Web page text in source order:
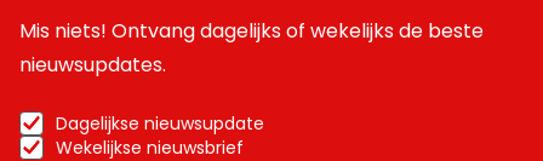
Mis niets! Ontvang dagelijks of wekelijks de beste
nieuwsupdates.
Dagelijkse nieuwsupdate
Wekelijkse nieuwsbrief